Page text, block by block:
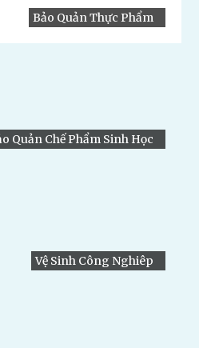
Bảo Quản Thực Phẩm
Quản Chế Phẩm Sinh Học
Vệ Sinh Công Nghiêp